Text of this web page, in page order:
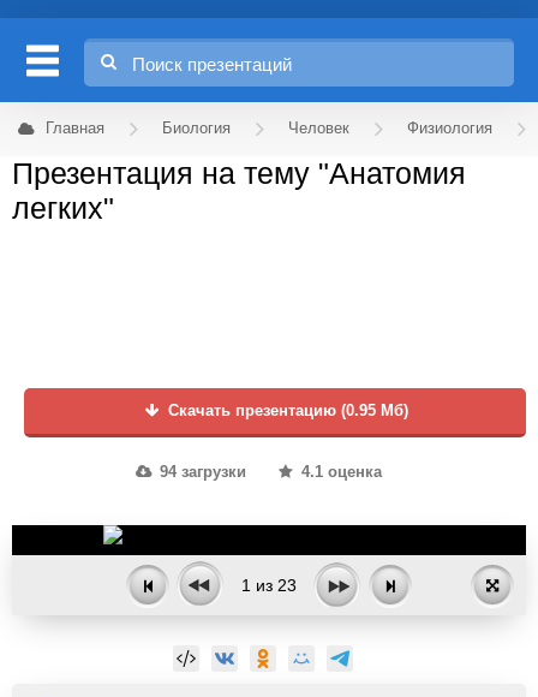
Главная Биология Человек Физиология
Презентация на тему "Анатомия
легких"
Скачать презентацию (0.95 Мб)
94 загрузки 4.1 оценка
1 из 23